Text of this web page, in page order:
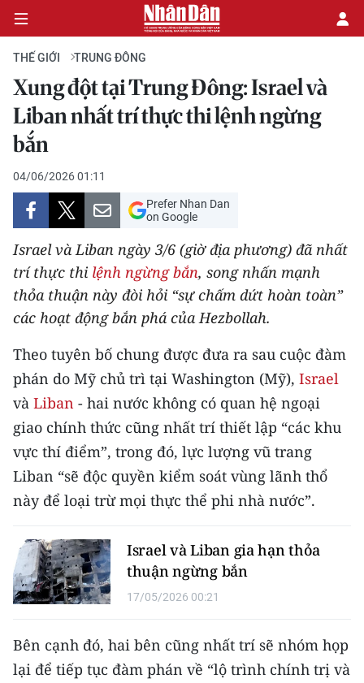
CHÍNH TRỊ
KINH TẾ
VĂN HÓA
XÃ HỘI
PHÁP LUẬT
DU LỊCH
THẾ GIỚI
THỂ THAO
GIÁO DỤC
Y TẾ
KHOA HỌC - CÔNG NGHỆ
MÔI TRƯỜNG
BẠN ĐỌC
TRI THỨC CHUYÊN SÂU
THẾ GIỚI TRUNG ĐÔNG
Xung đột tại Trung Đông: Israel và
Liban nhất trí thực thi lệnh ngừng
bắn
04/06/2026 01:11
Prefer Nhan Dan
on Google
Israel và Liban ngày 3/6 (giờ địa phương) đã nhất
trí thực thi lệnh ngừng bắn, song nhấn mạnh
thỏa thuận này đòi hỏi “sự chấm dứt hoàn toàn”
các hoạt động bắn phá của Hezbollah.
Theo tuyên bố chung được đưa ra sau cuộc đàm
phán do Mỹ chủ trì tại Washington (Mỹ), Israel
và Liban - hai nước không có quan hệ ngoại
giao chính thức cũng nhất trí thiết lập “các khu
vực thí điểm”, trong đó, lực lượng vũ trang
Liban “sẽ độc quyền kiểm soát vùng lãnh thổ
này để loại trừ mọi thực thể phi nhà nước”.
Israel và Liban gia hạn thỏa
thuận ngừng bắn
17/05/2026 00:21
Bên cạnh đó, hai bên cũng nhất trí sẽ nhóm họp
lại để tiếp tục đàm phán về “lộ trình chính trị và